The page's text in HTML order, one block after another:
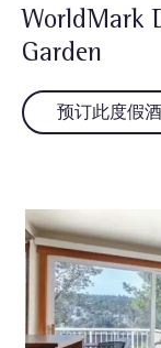
WorldMark
Garden
预订此度假